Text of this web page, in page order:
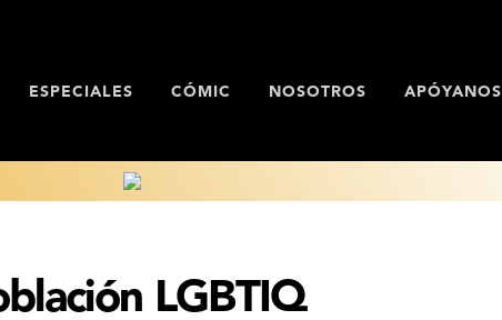
ESPECIALES CÓMIC NOSOTROS APÓYANOS
LGBTIQ